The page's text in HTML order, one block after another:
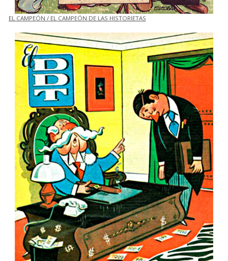
EL CAMPEÓN / EL CAMPEÓN DE LAS HISTORIETAS